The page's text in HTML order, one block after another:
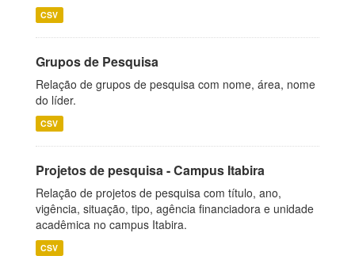
CSV
Grupos de Pesquisa
Relação de grupos de pesquisa com nome, área, nome
do líder.
CSV
Projetos de pesquisa - Campus Itabira
Relação de projetos de pesquisa com título, ano,
vigência, situação, tipo, agência financiadora e unidade
acadêmica no campus Itabira.
CSV